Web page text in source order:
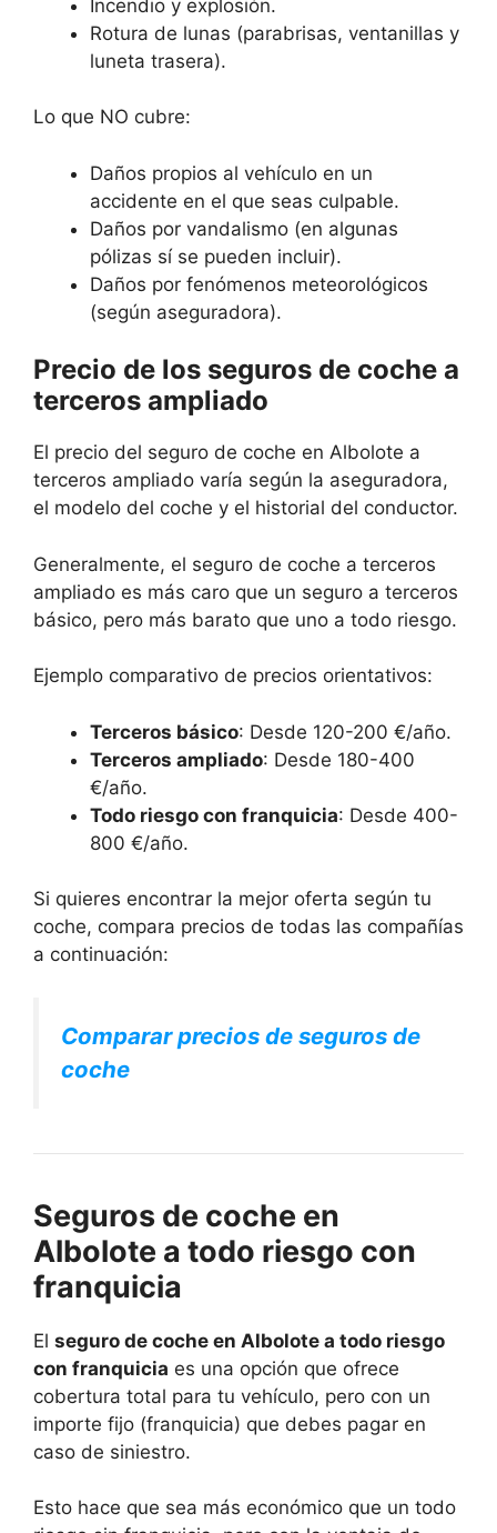
Incendio y explosión.
Rotura de lunas (parabrisas, ventanillas y
luneta trasera).
Lo que NO cubre:
Daños propios al vehículo en un
accidente en el que seas culpable.
Daños por vandalismo (en algunas
pólizas sí se pueden incluir).
Daños por fenómenos meteorológicos
(según aseguradora).
Precio de los seguros de coche a
terceros ampliado
El precio del seguro de coche en Albolote a
terceros ampliado varía según la aseguradora,
el modelo del coche y el historial del conductor.
Generalmente, el seguro de coche a terceros
ampliado es más caro que un seguro a terceros
básico, pero más barato que uno a todo riesgo.
Ejemplo comparativo de precios orientativos:
Terceros básico: Desde 120-200 €/año.
Terceros ampliado: Desde 180-400
€/año.
Todo riesgo con franquicia: Desde 400-
800 €/año.
Si quieres encontrar la mejor oferta según tu
coche, compara precios de todas las compañías
a continuación:
Comparar precios de seguros de
coche
Seguros de coche en
Albolote a todo riesgo con
franquicia
El seguro de coche en Albolote a todo riesgo
con franquicia es una opción que ofrece
cobertura total para tu vehículo, pero con un
importe fijo (franquicia) que debes pagar en
caso de siniestro.
Esto hace que sea más económico que un todo